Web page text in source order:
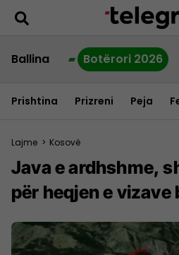
Ballina Botërori 2026
Prishtina Prizreni Peja
Lajme > Kosovë
Java e ardhshme,
për heqjen e vizave